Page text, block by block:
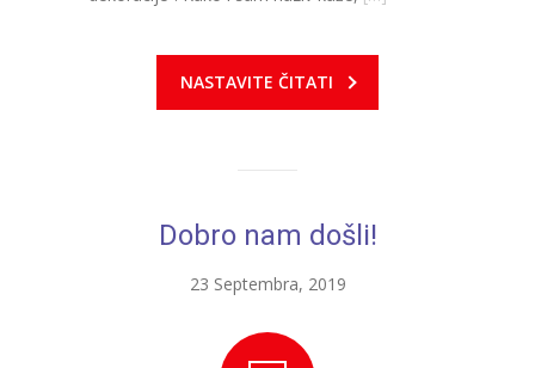
-- Jelovnik za djecu
-- Obrasci i zahtjevi
-- Obavještenja za roditelje
NASTAVITE ČITATI
Dobro nam došli!
23 Septembra, 2019